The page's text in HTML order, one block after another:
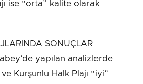
ise “orta” kalite olarak
SONUÇLAR
yapılan analizlerde
Kurşunlu Halk Plajı “iyi”